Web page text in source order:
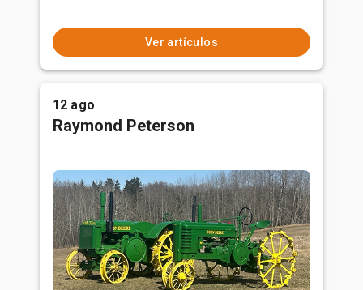
Ver artículos
12 ago
Raymond Peterson